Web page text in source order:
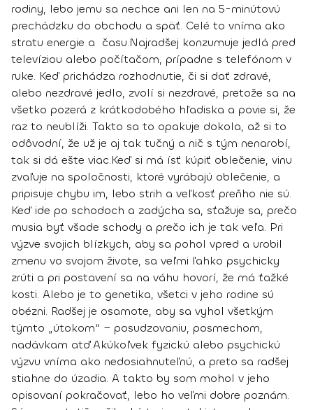
rodiny, lebo jemu sa nechce ani len na 5-minútovú
prechádzku do obchodu a späť. Celé to vníma ako
stratu energie a času.Najradšej konzumuje jedlá pred
televíziou alebo počítačom, prípadne s telefónom v
ruke. Keď prichádza rozhodnutie, či si dať zdravé,
alebo nezdravé jedlo, zvolí si nezdravé, pretože sa na
všetko pozerá z krátkodobého hľadiska a povie si, že
raz to neublíži. Takto sa to opakuje dokola, až si to
odôvodní, že už je aj tak tučný a nič s tým nenarobí,
tak si dá ešte viac.Keď si má ísť kúpiť oblečenie, vinu
zvaľuje na spoločnosti, ktoré vyrábajú oblečenie, a
pripisuje chybu im, lebo strih a veľkosť preňho nie sú.
Keď ide po schodoch a zadýcha sa, sťažuje sa, prečo
musia byť všade schody a prečo ich je tak veľa. Pri
výzve svojich blízkych, aby sa pohol vpred a urobil
zmenu vo svojom živote, sa veľmi ľahko psychicky
zrúti a pri postavení sa na váhu hovorí, že má ťažké
kosti. Alebo je to genetika, všetci v jeho rodine sú
obézni. Radšej je osamote, aby sa vyhol všetkým
týmto „útokom“ − posudzovaniu, posmechom,
nadávkam atď.Akúkoľvek fyzickú alebo psychickú
výzvu vníma ako nedosiahnuteľnú, a preto sa radšej
stiahne do úzadia. A takto by som mohol v jeho
opisovaní pokračovať, lebo ho veľmi dobre poznám.